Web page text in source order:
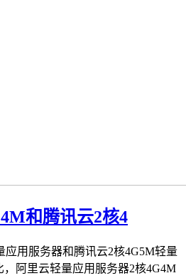
和腾讯云2核4
应用服务器和腾讯云2核4G5M轻量
阿里云轻量应用服务器2核4G4M